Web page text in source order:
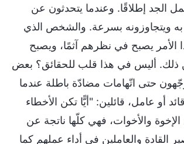
الجد إطلاقًا. وعندما يتحدثون عن
به ويتجاوزونه بسرعة. والشخص الذي
الأمر يصبح في نظرهم آثمًا، ويصبح
ذلك. أليس في هذا قلب للحقائق؟ بعض
حتى اتّهامات مضادّة باطلة عندما
أو عامل، قائلين: "أيًّا تكن الأخطاء
الإخوة والأخوات، فهي كلّها ناتجة عن
القادة والعاملين في أداء عملهم كما